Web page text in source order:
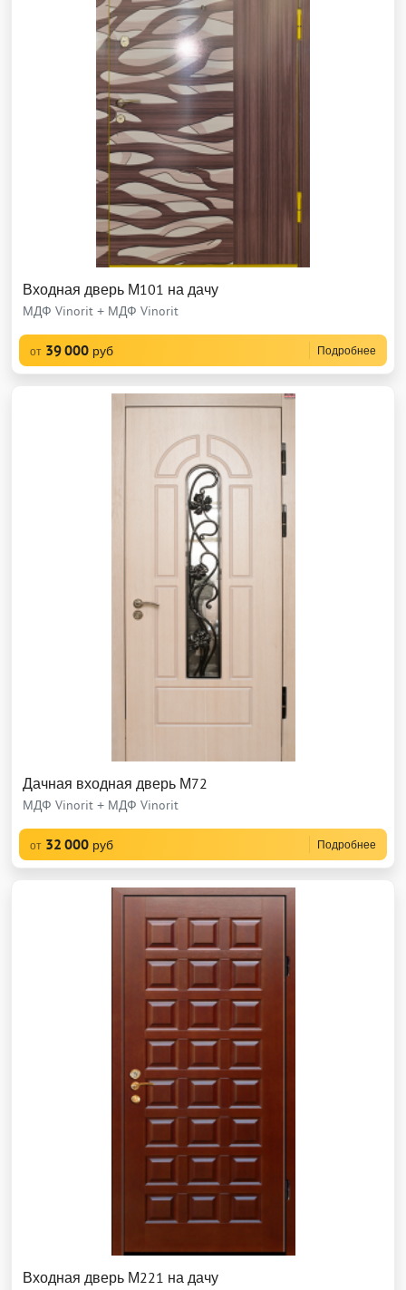
Входная дверь М101 на дачу
МДФ Vinorit + МДФ Vinorit
от 39 000 руб Подробнее
Дачная входная дверь М72
МДФ Vinorit + МДФ Vinorit
от 32 000 руб Подробнее
Входная дверь М221 на дачу